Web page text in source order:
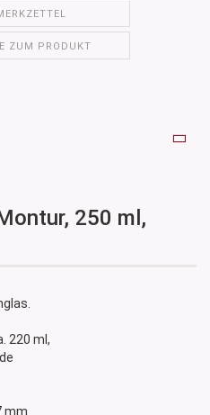
ZUM PRODUKT
250 ml,
220 ml,
mm